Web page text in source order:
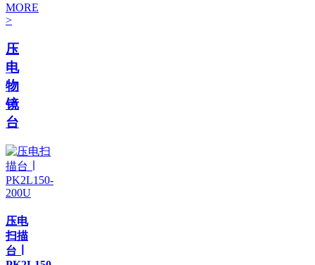
MORE
>
压
电
物
镜
台
压电
扫描
台 ∣